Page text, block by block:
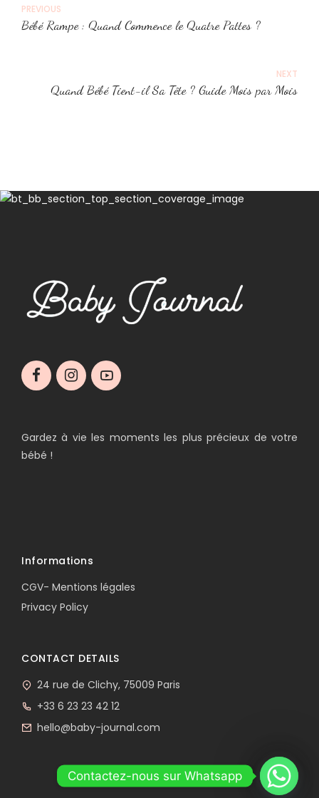
PREVIOUS
Bébé Rampe : Quand Commence le Quatre Pattes ?
NEXT
Quand Bébé Tient-il Sa Tête ? Guide Mois par Mois
Gardez à vie les moments les plus précieux de votre
bébé !
Informations
CGV- Mentions légales
Privacy Policy
CONTACT DETAILS
24 rue de Clichy, 75009 Paris
+33 6 23 23 42 12
hello@baby-journal.com
Contactez-nous sur Whatsapp